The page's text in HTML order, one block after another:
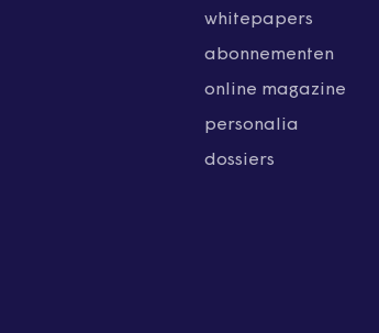
whitepapers
abonnementen
online magazine
personalia
dossiers